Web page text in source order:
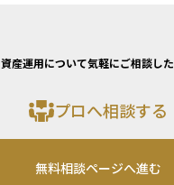
資産運用について気軽にご相談し
プロへ相談する
無料相談ページへ進む